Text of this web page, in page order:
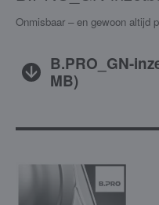
Onmisbaar – en gewoon altijd
B.PRO_GN-
MB)